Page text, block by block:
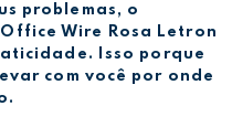
problemas, o
Wire Rosa Letron
Isso porque
com você por onde